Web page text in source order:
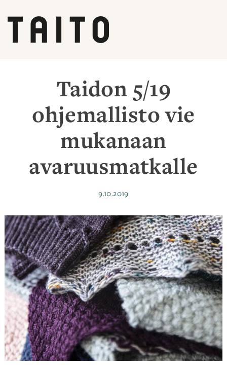
Taidon 5/19
ohjemallisto vie
mukanaan
avaruusmatkalle
Julkaistu
9.10.2019